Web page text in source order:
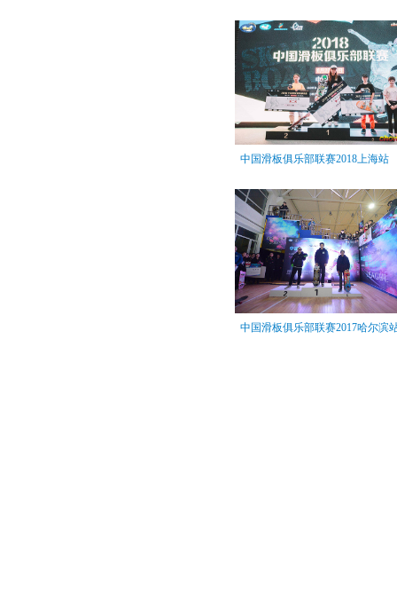
南京：2018年11月（街式/碗池）
中国滑板俱乐部联赛2018上海站
中国滑板俱乐部联赛2017哈尔滨